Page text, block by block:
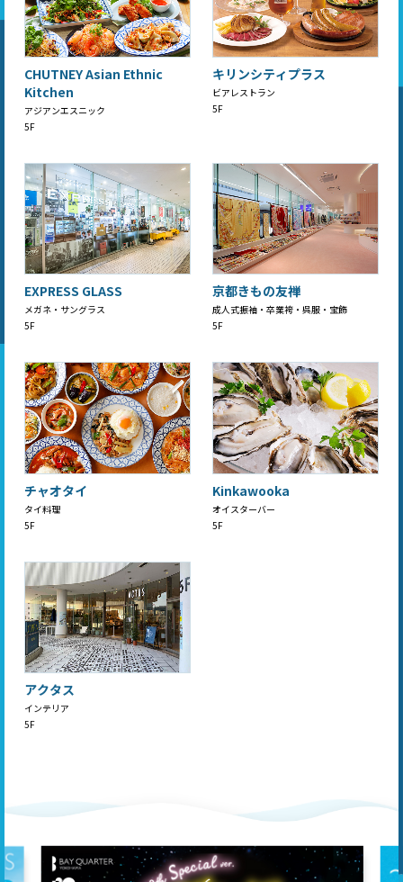
CHUTNEY Asian Ethnic
Kitchen
アジアンエスニック
5F
キリンシティプラス
ビアレストラン
5F
EXPRESS GLASS
メガネ・サングラス
5F
京都きもの友禅
成人式振袖・卒業袴・呉服・宝飾
5F
チャオタイ
タイ料理
5F
Kinkawooka
オイスターバー
5F
アクタス
インテリア
5F